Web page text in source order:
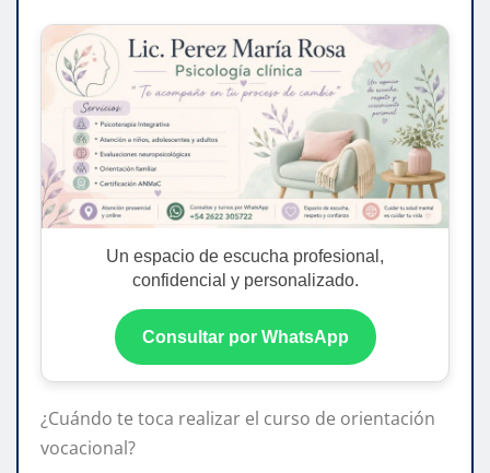
Un espacio de escucha profesional,
confidencial y personalizado.
Consultar por WhatsApp
¿Cuándo te toca realizar el curso de orientación
vocacional?